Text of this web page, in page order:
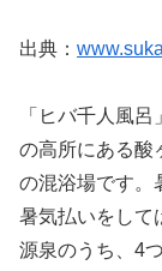
出典：
「ヒバ千人風
の高所にある酸
の混浴場です。
暑気払いをして
源泉のうち、4